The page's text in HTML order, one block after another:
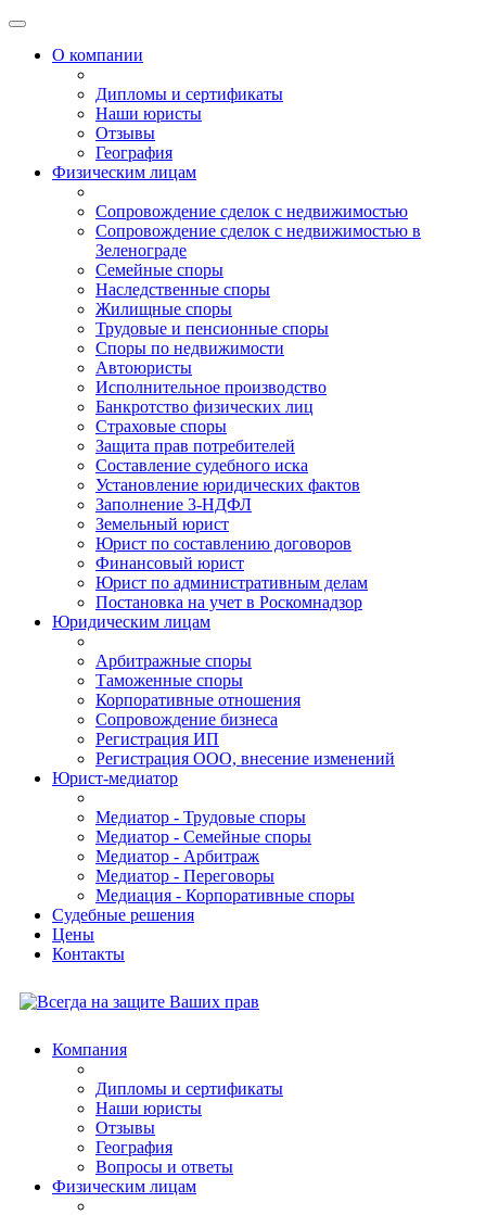
О компании
Дипломы и сертификаты
Наши юристы
Отзывы
География
Физическим лицам
Сопровождение сделок с недвижимостью
Сопровождение сделок с недвижимостью в
Зеленограде
Семейные споры
Наследственные споры
Жилищные споры
Трудовые и пенсионные споры
Споры по недвижимости
Автоюристы
Исполнительное производство
Банкротство физических лиц
Страховые споры
Защита прав потребителей
Составление судебного иска
Установление юридических фактов
Заполнение 3-НДФЛ
Земельный юрист
Юрист по составлению договоров
Финансовый юрист
Юрист по административным делам
Постановка на учет в Роскомнадзор
Юридическим лицам
Арбитражные споры
Таможенные споры
Корпоративные отношения
Сопровождение бизнеса
Регистрация ИП
Регистрация ООО, внесение изменений
Юрист-медиатор
Медиатор - Трудовые споры
Медиатор - Семейные споры
Медиатор - Арбитраж
Медиатор - Переговоры
Медиация - Корпоративные споры
Судебные решения
Цены
Контакты
Компания
Дипломы и сертификаты
Наши юристы
Отзывы
География
Вопросы и ответы
Физическим лицам